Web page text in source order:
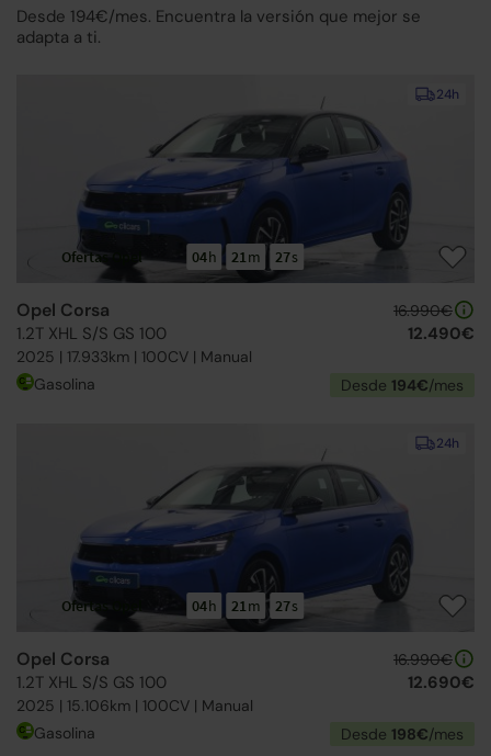
Desde 194€/mes. Encuentra la versión que mejor se
adapta a ti.
24h
Ofertas Opel 04h 21m 26s
Opel Corsa
1.2T XHL S/S GS 100
2025 | 17.933km | 100CV | Manual
16.990€
12.490€
Gasolina Desde 194€/mes
24h
Ofertas Opel 04h 21m 26s
Opel Corsa
1.2T XHL S/S GS 100
2025 | 15.106km | 100CV | Manual
16.990€
12.690€
Gasolina Desde 198€/mes